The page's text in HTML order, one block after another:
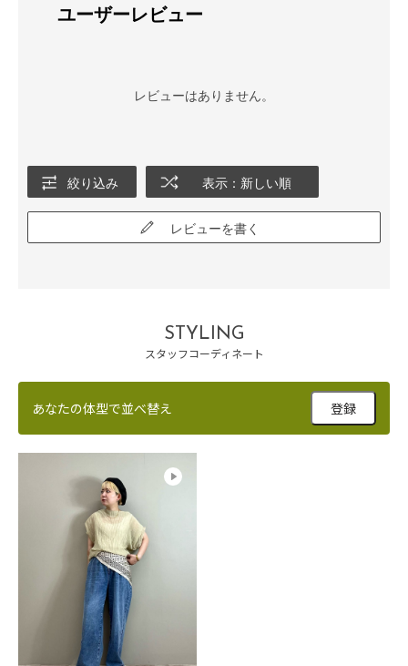
ユーザーレビュー
レビューはありません。
絞り込み 表示：新しい順
レビューを書く
STYLING
スタッフコーディネート
あなたの体型で並べ替え 登録